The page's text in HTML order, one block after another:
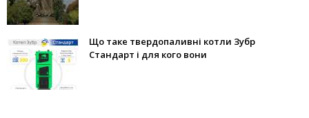
Що таке твердопаливні котли Зубр
Стандарт і для кого вони